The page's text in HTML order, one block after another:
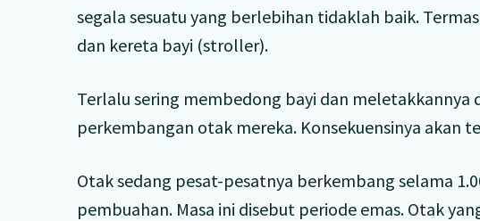
segala sesuatu yang berlebihan tidaklah baik.
dan kereta bayi (stroller).
Terlalu sering membedong bayi dan
perkembangan otak mereka. Konsekuensinya akan
Otak sedang pesat-pesatnya berkembang selama
pembuahan. Masa ini disebut periode emas. Otak